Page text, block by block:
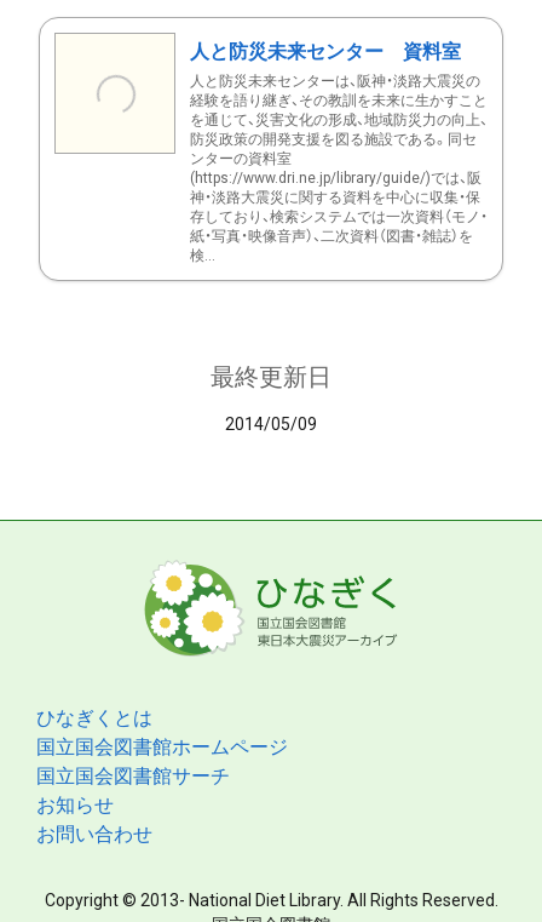
人と防災未来センター 資料室
人と防災未来センターは、阪神・淡路大震災の
経験を語り継ぎ、その教訓を未来に生かすこと
を通じて、災害文化の形成、地域防災力の向上、
防災政策の開発支援を図る施設である。同セ
ンターの資料室
(https://www.dri.ne.jp/library/guide/)では、阪
神・淡路大震災に関する資料を中心に収集・保
存しており、検索システムでは一次資料（モノ・
紙・写真・映像音声）、二次資料（図書・雑誌）を
検...
最終更新日
2014/05/09
ひなぎくとは
国立国会図書館ホームページ
国立国会図書館サーチ
お知らせ
お問い合わせ
Copyright © 2013- National Diet Library. All Rights Reserved.